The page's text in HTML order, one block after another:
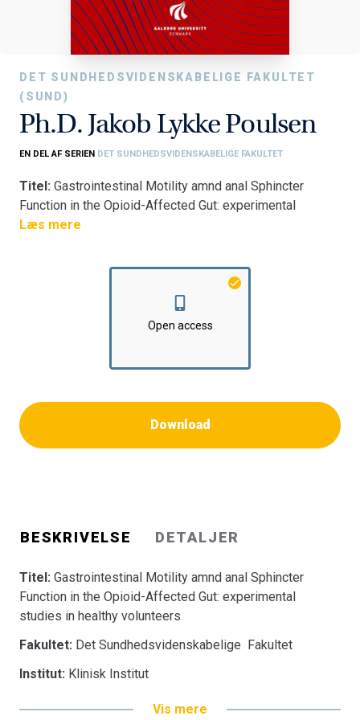
DET SUNDHEDSVIDENSKABELIGE FAKULTET
(SUND)
Ph.D. Jakob Lykke Poulsen
EN DEL AF SERIEN DET SUNDHEDSVIDENSKABELIGE FAKULTET
Titel: Gastrointestinal Motility amnd anal Sphincter
Function in the Opioid-Affected Gut: experimental
studies in healthy volunteers
Klinisk Institut
Læs mere
Open access
Download
BESKRIVELSE DETALJER
Titel: Gastrointestinal Motility amnd anal Sphincter
Function in the Opioid-Affected Gut: experimental
studies in healthy volunteers
Fakultet: Det Sundhedsvidenskabelige Fakultet
Institut: Klinisk Institut
Vis mere